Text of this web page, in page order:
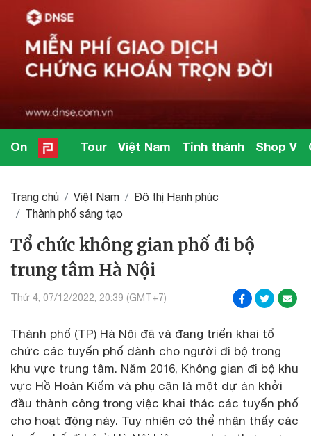
On Tour Việt Nam Tỉnh thành Shop V
Trang chủ Việt Nam
Đô thị Hạnh phúc
Thành phố sáng tạo
Tổ chức không gian phố đi bộ
trung tâm Hà Nội
Thứ 4, 07/12/2022, 20:39 (GMT+7)
Thành phố (TP) Hà Nội đã và đang triển khai tổ
chức các tuyến phố dành cho người đi bộ trong
khu vực trung tâm. Năm 2016, Không gian đi bộ khu
vực Hồ Hoàn Kiếm và phụ cận là một dự án khởi
đầu thành công trong việc khai thác các tuyến phố
cho hoạt động này. Tuy nhiên có thể nhận thấy các